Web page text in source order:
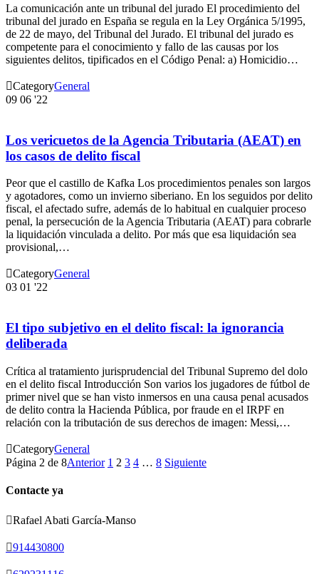
La comunicación ante un tribunal del jurado El procedimiento del
tribunal del jurado en España se regula en la Ley Orgánica 5/1995,
de 22 de mayo, del Tribunal del Jurado. El tribunal del jurado es
competente para el conocimiento y fallo de las causas por los
siguientes delitos, tipificados en el Código Penal: a) Homicidio…
CategoryGeneral
09 06 '22
Los vericuetos de la Agencia Tributaria (AEAT) en
los casos de delito fiscal
Peor que el castillo de Kafka Los procedimientos penales son largos
y agotadores, como un invierno siberiano. En los seguidos por delito
fiscal, el afectado sufre, además de lo habitual en cualquier proceso
penal, la persecución de la Agencia Tributaria (AEAT) para cobrarle
la liquidación vinculada a delito. Por más que esa liquidación sea
provisional,…
CategoryGeneral
03 01 '22
El tipo subjetivo en el delito fiscal: la ignorancia
deliberada
Crítica al tratamiento jurisprudencial del Tribunal Supremo del dolo
en el delito fiscal Introducción Son varios los jugadores de fútbol de
primer nivel que se han visto inmersos en una causa penal acusados
de delito contra la Hacienda Pública, por fraude en el IRPF en
relación con la tributación de sus derechos de imagen: Messi,…
CategoryGeneral
Página 2 de 8Anterior 1 2 3 4 … 8 Siguiente
Contacte ya
Rafael Abati García-Manso
914430800